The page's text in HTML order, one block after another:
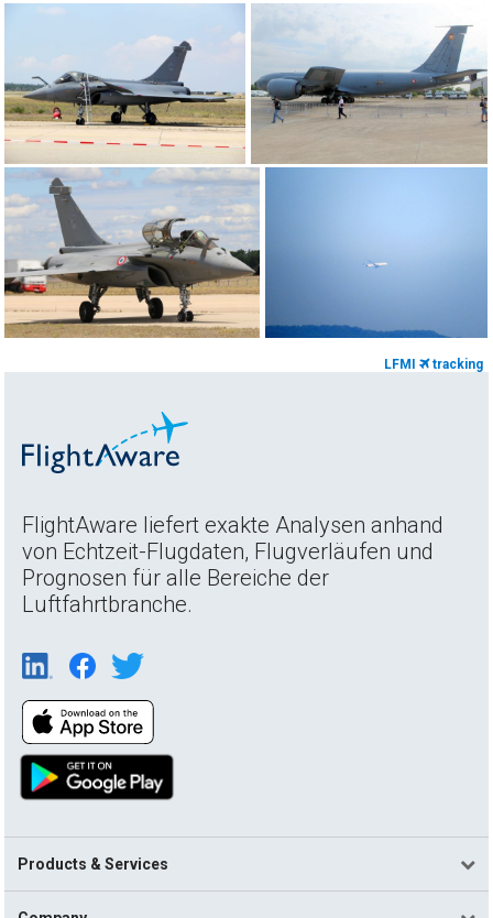
LFMI tracking
FlightAware liefert exakte Analysen anhand
von Echtzeit-Flugdaten, Flugverläufen und
Prognosen für alle Bereiche der
Luftfahrtbranche.
Products & Services